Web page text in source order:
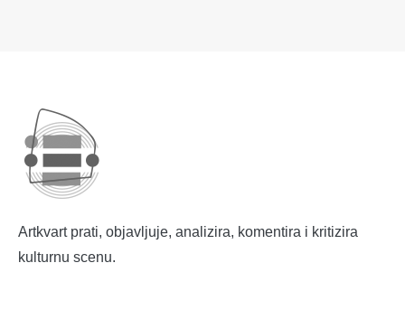
Artkvart prati, objavljuje, analizira, komentira i kritizira
kulturnu scenu.